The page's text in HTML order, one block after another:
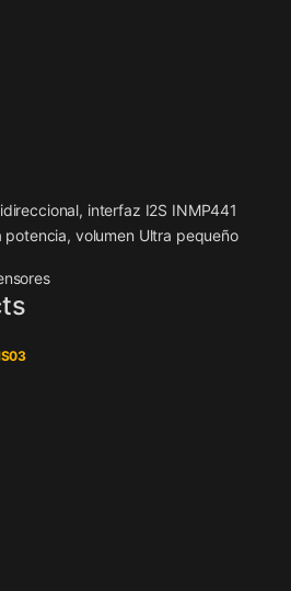
interfaz I2S INMP441
potencia, volumen Ultra pequeño